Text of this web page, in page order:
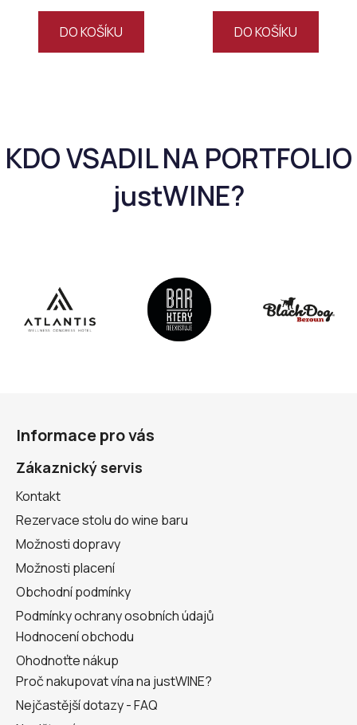
DO KOŠÍKU DO KOŠÍKU
Informace pro vás
Zákaznický servis
Kontakt
Rezervace stolu do wine baru
Možnosti dopravy
Možnosti placení
Obchodní podmínky
Podmínky ochrany osobních údajů
Hodnocení obchodu
Ohodnoťte nákup
Proč nakupovat vína na justWINE?
Nejčastější dotazy - FAQ